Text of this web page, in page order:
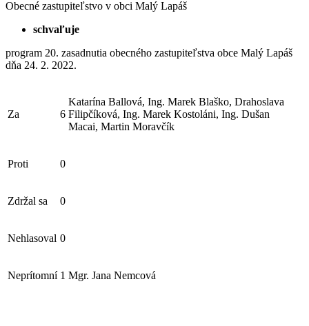
Obecné zastupiteľstvo v obci Malý Lapáš
schvaľuje
program 20. zasadnutia obecného zastupiteľstva obce Malý Lapáš
dňa 24. 2. 2022.
Za 6
Katarína Ballová, Ing. Marek Blaško, Drahoslava
Filipčíková, Ing. Marek Kostoláni, Ing. Dušan
Macai, Martin Moravčík
Proti 0
Zdržal sa 0
Nehlasoval 0
Neprítomní 1 Mgr. Jana Nemcová